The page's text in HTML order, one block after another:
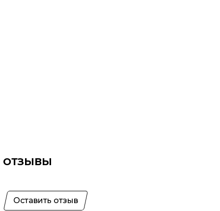
ОТЗЫВЫ
Оставить отзыв